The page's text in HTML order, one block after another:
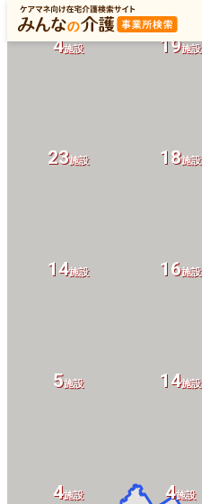
4施設 4施設
5施設 14施設
14施設 16施設
23施設 18施設
4施設 19施設